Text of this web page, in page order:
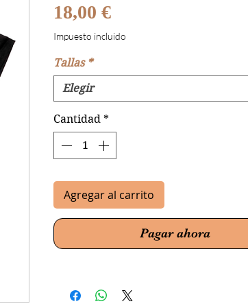
18,00 €Precio
Impuesto incluido
Tallas *
Elegir
Cantidad *
Agregar al carrito
Pagar ahora